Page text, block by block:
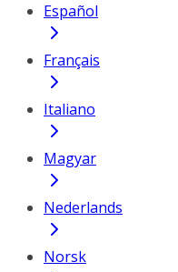
Español
Français
Italiano
Magyar
Nederlands
Norsk